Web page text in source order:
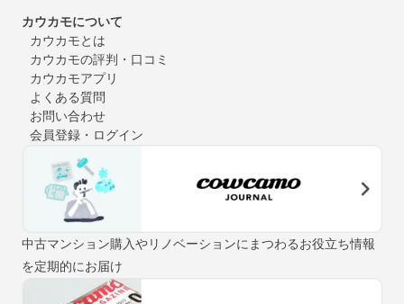
カウカモについて
カウカモとは
カウカモの評判・口コミ
カウカモアプリ
よくある質問
お問い合わせ
会員登録・ログイン
中古マンション購入やリノベーションにまつわるお役立ち情報
を定期的にお届け